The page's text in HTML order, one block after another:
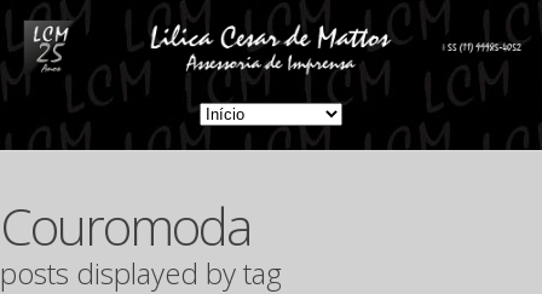
Couromoda
posts displayed by tag